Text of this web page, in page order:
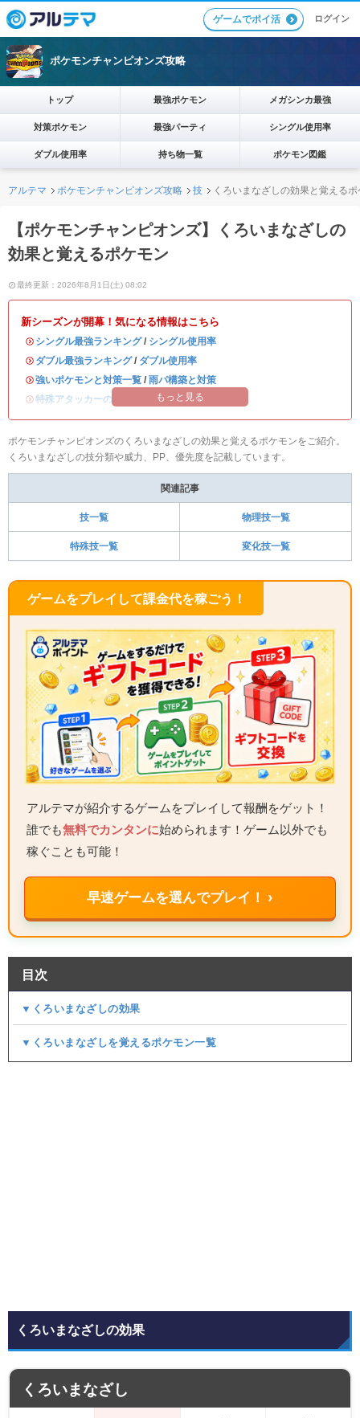
ゲームでポイ活 ログイン
ポケモンチャンピオンズ攻略
トップ 最強ポケモン メガシンカ最強
対策ポケモン 最強パーティ シングル使用率
ダブル使用率 持ち物一覧 ポケモン図鑑
アルテマ ポケモンチャンピオンズ攻略 技 くろいまなざしの効果と覚える
【ポケモンチャンピオンズ】くろいまなざしの
効果と覚えるポケモン
最終更新：2026年8月1日(土) 08:02
新シーズンが開幕！気になる情報はこちら
・ シングル最強ランキング/ シングル使用率
・ ダブル最強ランキング/ ダブル使用率
・強いポケモンと対策一覧 / 雨パ構築と対策
・特殊アタッカーのおすすめランキング
もっと見る
ポケモンチャンピオンズのくろいまなざしの効果と覚えるポケモンをご紹介。
くろいまなざしの技分類や威力、PP、優先度を記載しています。
関連記事
技一覧 物理技一覧
特殊技一覧 変化技一覧
ゲームをプレイして課金代を稼ごう！
アルテマが紹介するゲームをプレイして報酬をゲット！
誰でも無料でカンタンに始められます！ゲーム以外でも
稼ぐことも可能！
早速ゲームを選んでプレイ！ ›
目次
▼くろいまなざしの効果
▼くろいまなざしを覚えるポケモン一覧
くろいまなざしの効果
くろいまなざし